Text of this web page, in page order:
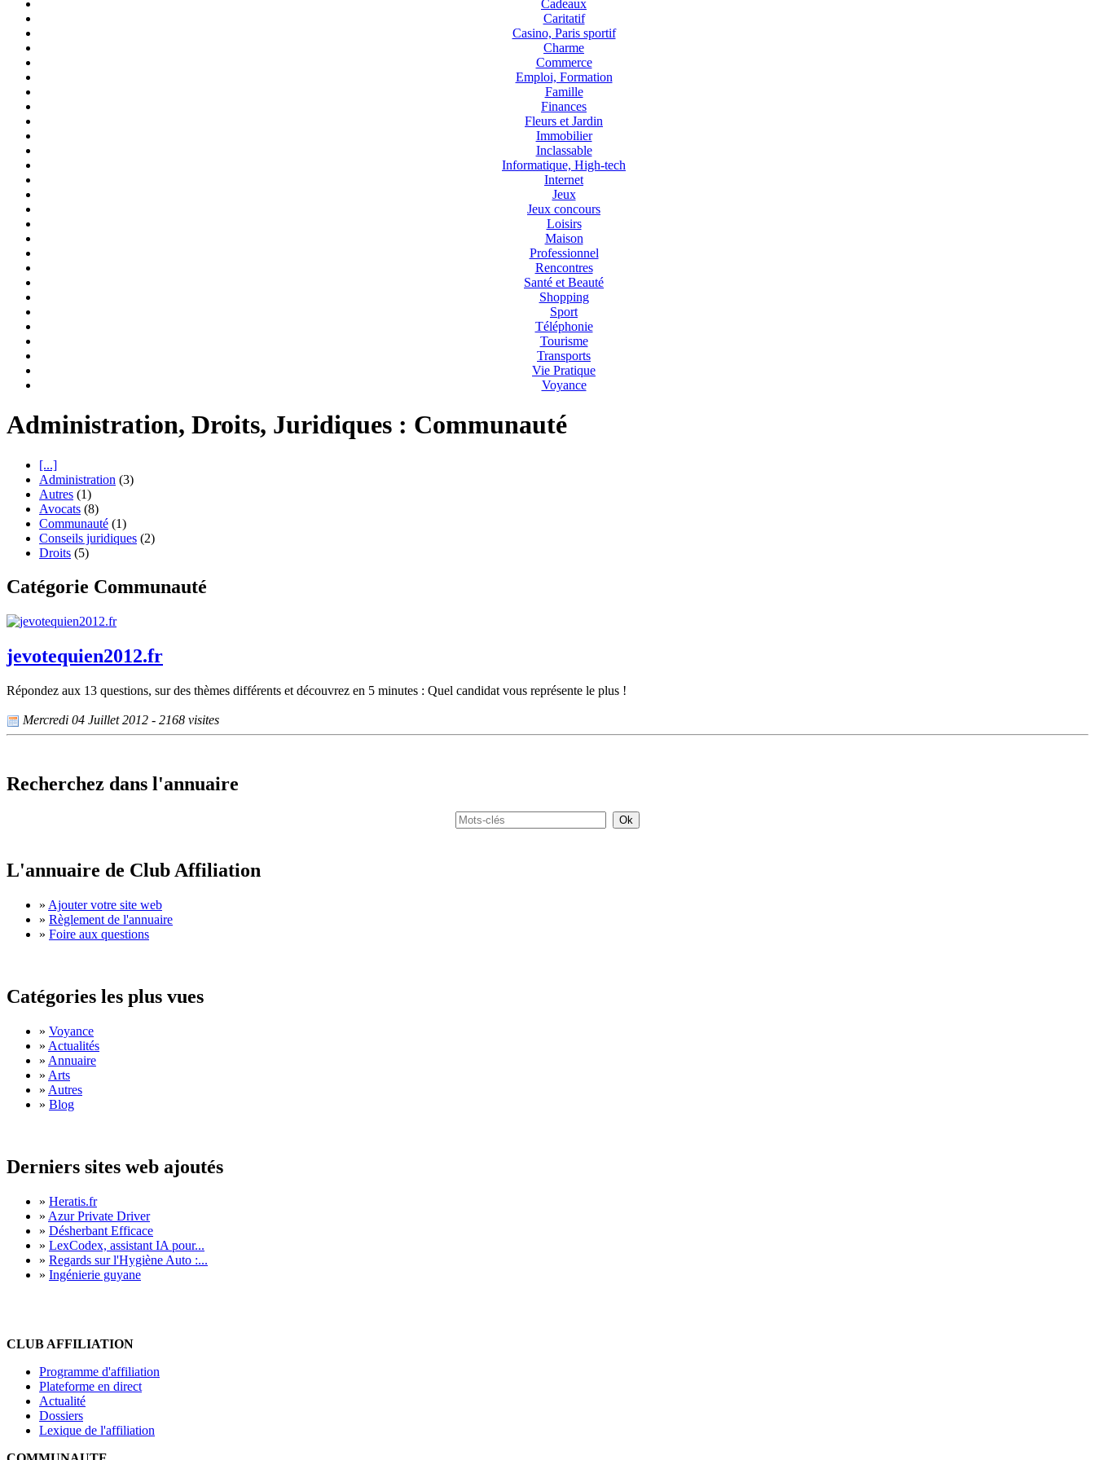
Cadeaux
Caritatif
Casino, Paris sportif
Charme
Commerce
Emploi, Formation
Famille
Finances
Fleurs et Jardin
Immobilier
Inclassable
Informatique, High-tech
Internet
Jeux
Jeux concours
Loisirs
Maison
Professionnel
Rencontres
Santé et Beauté
Shopping
Sport
Téléphonie
Tourisme
Transports
Vie Pratique
Voyance
Administration, Droits, Juridiques : Communauté
[...]
Administration (3)
Autres (1)
Avocats (8)
Communauté (1)
Conseils juridiques (2)
Droits (5)
Catégorie Communauté
jevotequien2012.fr
Répondez aux 13 questions, sur des thèmes différents et découvrez en 5 minutes : Quel candidat vous représente le plus !
Mercredi 04 Juillet 2012 - 2168 visites
Recherchez dans l'annuaire
L'annuaire de Club Affiliation
» Ajouter votre site web
» Règlement de l'annuaire
» Foire aux questions
Catégories les plus vues
» Voyance
» Actualités
» Annuaire
» Arts
» Autres
» Blog
Derniers sites web ajoutés
» Heratis.fr
» Azur Private Driver
» Désherbant Efficace
» LexCodex, assistant IA pour...
» Regards sur l'Hygiène Auto :...
» Ingénierie guyane
CLUB AFFILIATION
Programme d'affiliation
Plateforme en direct
Actualité
Dossiers
Lexique de l'affiliation